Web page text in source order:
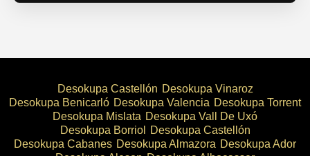
Desokupa Castellón Desokupa Vinaroz
Desokupa Benicarló Desokupa Valencia Desokupa Torrent
Desokupa Mislata Desokupa Vall De Uxó
Desokupa Borriol
Desokupa Castellón
Desokupa Cabanes Desokupa Almazora Desokupa Ador